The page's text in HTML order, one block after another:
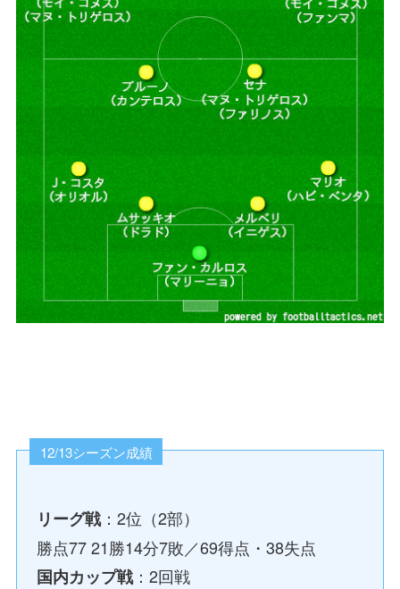
12/13シーズン成績
リーグ戦：2位（2部）
勝点77 21勝14分7敗／69得点・38失点
国内カップ戦：2回戦